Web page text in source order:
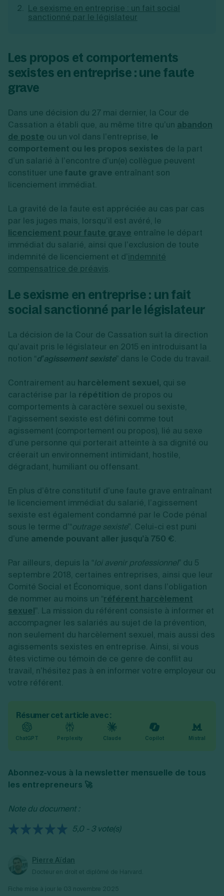
Toutes les modifications
Je suis autonome
Découvrez notre cabinet d'expertise
comptable LS Compta
Création d'EURL
Création de SASU
Création d'association
Aides à la création d’entreprise
Ouverture compte pro
Fermeture d’une entreprise
Création d'entreprise
Le sexisme en entreprise : un fait social
sanctionné par le législateur
Les propos et comportements
sexistes en entreprise : une faute
grave
Dans une décision du 27 mai dernier, la Cour de
Cassation a établi que, au même titre qu’un abandon
de poste ou un vol dans l’entreprise, le
comportement ou les propos sexistes de la part
d’un salarié à l’encontre d’un(e) collègue peuvent
constituer une faute grave entraînant son
licenciement immédiat.
La gravité de la faute est appréciée au cas par cas
par les juges mais, lorsqu’il est avéré, le
licenciement pour faute grave entraîne le départ
immédiat du salarié, ainsi que l’exclusion de toute
indemnité de licenciement et d’indemnité
compensatrice de préavis.
Le sexisme en entreprise : un fait
social sanctionné par le législateur
La décision de la Cour de Cassation suit la direction
qu’avait pris le législateur en 2015 en introduisant la
notion “d’agissement sexiste” dans le Code du travail.
Contrairement au harcèlement sexuel, qui se
caractérise par la répétition de propos ou
comportements à caractère sexuel ou sexiste,
l’agissement sexiste est défini comme tout
agissement (comportement ou propos), lié au sexe
d’une personne qui porterait atteinte à sa dignité ou
créerait un environnement intimidant, hostile,
dégradant, humiliant ou offensant.
En plus d’être constitutif d’une faute grave entraînant
le licenciement immédiat du salarié, l’agissement
sexiste est également condamné par le Code pénal
sous le terme d’“outrage sexiste”. Celui-ci est puni
d’une amende pouvant aller jusqu'à 750 €.
Par ailleurs, depuis la “loi avenir professionnel” du 5
septembre 2018, certaines entreprises, ainsi que leur
Comité Social et Économique, sont dans l’obligation
de nommer au moins un “référent harcèlement
sexuel”. La mission du référent consiste à informer et
accompagner les salariés au sujet de la prévention,
non seulement du harcèlement sexuel, mais aussi des
agissements sexistes en entreprise. Ainsi, si vous
êtes victime ou témoin de ce genre de conflit au
travail, n’hésitez pas à en informer votre employeur ou
votre référent.
Résumer cet article avec :
ChatGPT Perplexity Claude Copilot Mistral
Abonnez-vous à la newsletter mensuelle de tous
les entrepreneurs 🚀
Note du document :
5,0 - 3 vote(s)
Pierre Aïdan